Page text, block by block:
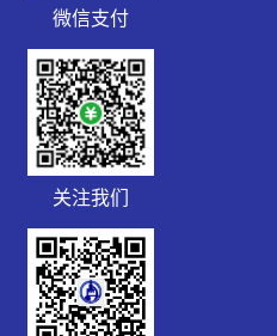
R7HPRK
微信支付
关注我们